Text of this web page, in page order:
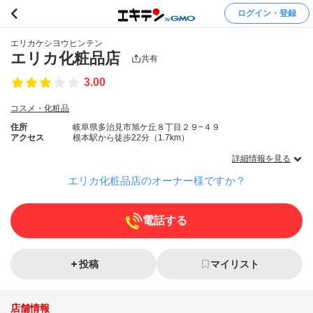
ログイン・登録
エリカケシヨウヒンテン
エリカ化粧品店 共有
3.00
コスメ・化粧品
住所
岐阜県多治見市旭ケ丘８丁目２９−４９
アクセス
根本駅から徒歩22分（1.7km）
詳細情報を見る
エリカ化粧品店のオーナー様ですか？
電話する
投稿 マイリスト
店舗情報